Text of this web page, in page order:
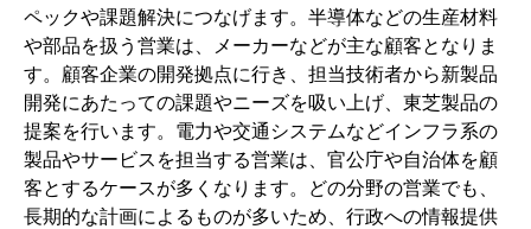
ペックや課題解決につなげます。半導体などの生産材料
や部品を扱う営業は、メーカーなどが主な顧客となりま
す。顧客企業の開発拠点に行き、担当技術者から新製品
開発にあたっての課題やニーズを吸い上げ、東芝製品の
提案を行います。電力や交通システムなどインフラ系の
製品やサービスを担当する営業は、官公庁や自治体を顧
客とするケースが多くなります。どの分野の営業でも、
長期的な計画によるものが多いため、行政への情報提供